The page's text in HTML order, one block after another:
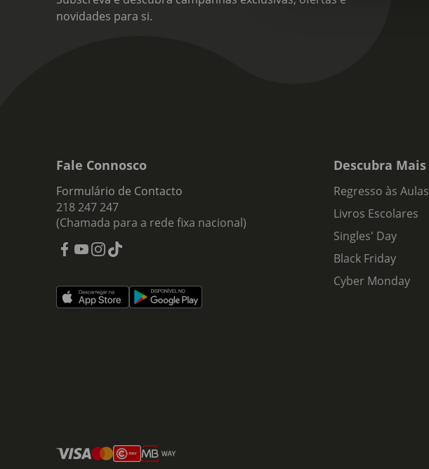
novidades para si.
Fale Connosco
Formulário de Contacto
218 247 247
(Chamada para a rede fixa nacional)
Descubra Mais
Regresso às Aulas
Livros Escolares
Singles' Day
Black Friday
Cyber Monday